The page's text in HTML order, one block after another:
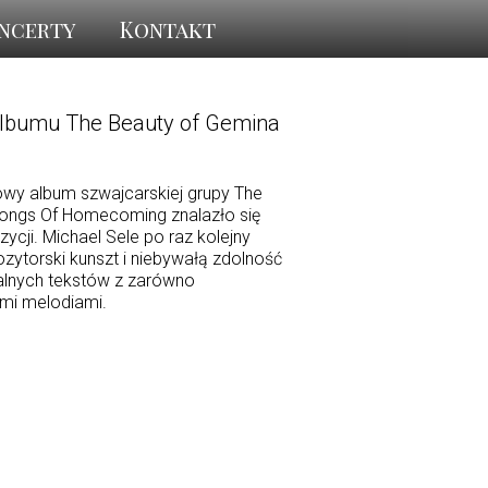
Kontakt
The Beauty of Gemina
album szwajcarskiej grupy The
Of Homecoming znalazło się
Michael Sele po raz kolejny
kunszt i niebywałą zdolność
tekstów z zarówno
melodiami.